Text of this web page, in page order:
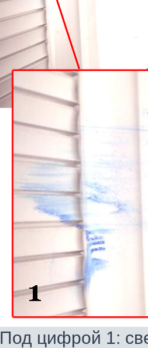
Под цифрой 1: